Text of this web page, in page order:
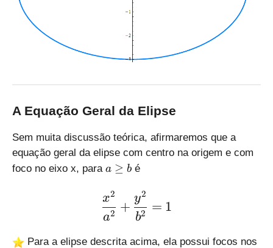
A Equação Geral da Elipse
Sem muita discussão teórica, afirmaremos que a
equação geral da elipse com centro na origem e com
foco no eixo x, para a
g
e
b
a ≥ b é
\large \displaystyle
a2
x2
+
b2
y2
= 1
Para a elipse descrita acima, ela possui focos nos